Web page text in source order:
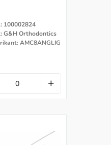
100002824
G&H Orthodontics
AMC8ANGLIG